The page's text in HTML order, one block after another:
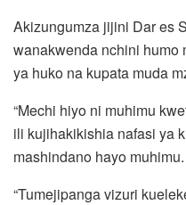
Akizungumza jijini Dar es
wanakwenda nchini humo
ya huko na kupata muda
“Mechi hiyo ni muhimu
ili kujihakikishia nafasi ya
mashindano hayo muhimu.
“Tumejipanga vizuri